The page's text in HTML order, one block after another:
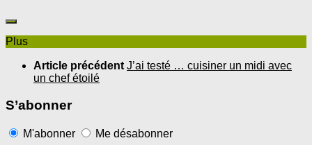
Plus
Article précédent J’ai testé … cuisiner un midi avec
un chef étoilé
S’abonner
M'abonner Me désabonner